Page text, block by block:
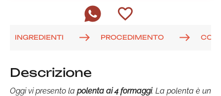
INGREDIENTI PROCEDIMENTO
Descrizione
Oggi vi presento la polenta ai 4 formaggi. La polenta è un